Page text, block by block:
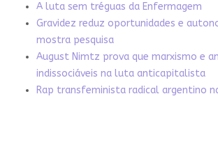
A luta sem tréguas da Enfermagem
Gravidez reduz oportunidades e
mostra pesquisa
August Nimtz prova que marxismo e
indissociáveis na luta anticapitalista
Rap transfeminista radical argentino na